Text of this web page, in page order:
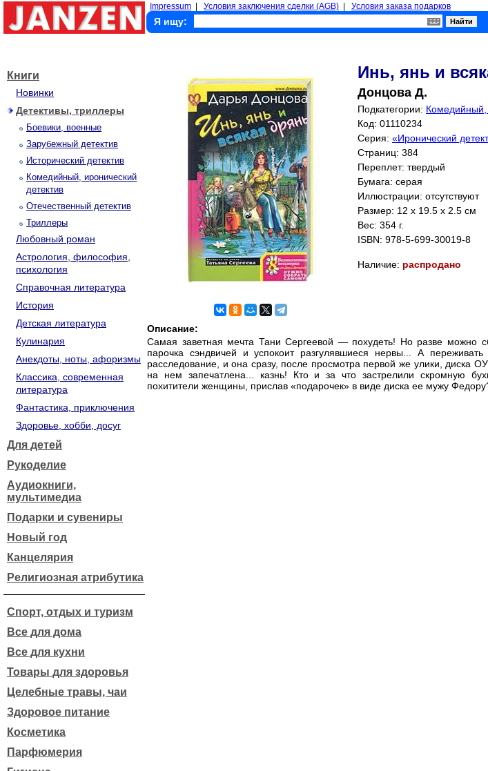
Impressum Условия заключения сделки (AGB) Условия заказа подарков
Я ищу:
Книги
Новинки
Детективы, триллеры
Боевики, военные
Зарубежный детектив
Исторический детектив
Комедийный, иронический
детектив
Отечественный детектив
Триллеры
Любовный роман
Астрология, философия,
психология
Справочная литература
История
Детская литература
Кулинария
Анекдоты, ноты, афоризмы
Классика, современная
литература
Фантастика, приключения
Здоровье, хобби, досуг
Для детей
Рукоделие
Аудиокниги,
мультимедиа
Подарки и сувениры
Новый год
Канцелярия
Религиозная атрибутика
Спорт, отдых и туризм
Все для дома
Все для кухни
Товары для здоровья
Целебные травы, чаи
Здоровое питание
Косметика
Парфюмерия
Инь, янь и
Донцова Д.
Подкатегории: Комедийный,
Код: 01110234
Серия: «Иронический
Страниц: 384
Переплет: твердый
Бумага: серая
Иллюстрации: отсутствуют
Размер: 12 x 19.5 x 2.5 см
Вес: 354 г.
ISBN: 978-5-699-30019-8
Наличие: распродано
Описание:
Самая заветная мечта Тани Сергеевой — похудеть! Но разве можно
парочка сэндвичей и успокоит разгулявшиеся нервы... А
расследование, и она сразу, после просмотра первой же улики,
на нем запечатлена... казнь! Кто и за что застрелили скромную
похитители женщины, прислав «подарочек» в виде диска ее мужу